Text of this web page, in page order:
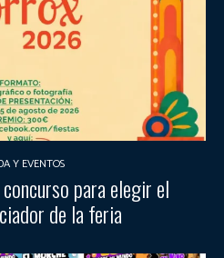
Y EVENTOS
para elegir el
de la feria